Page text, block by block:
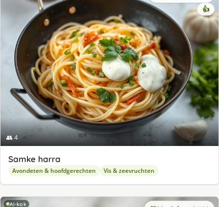
👥 4
👍
Samke harra
Avondeten & hoofdgerechten Vis & zeevruchten
AI-kok